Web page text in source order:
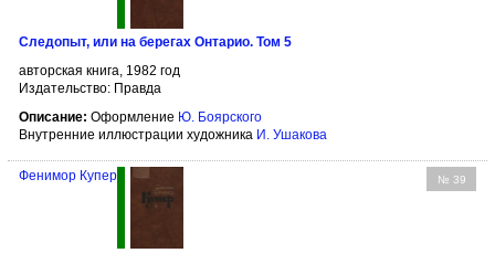
Следопыт, или на берегах Онтарио. Том 5
авторская книга, 1982 год
Издательство: Правда
Описание: Оформление Ю. Боярского
Внутренние иллюстрации художника И. Ушакова
№ 39
Фенимор Купер